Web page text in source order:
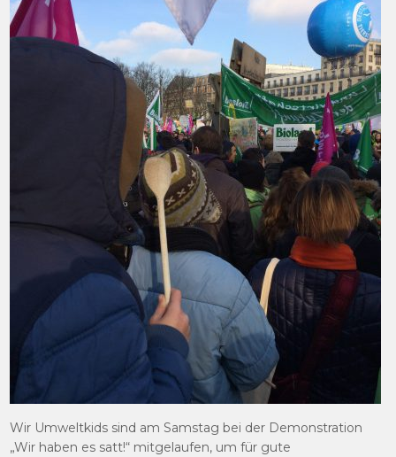
Wir Umweltkids sind am Samstag bei der Demonstration
„Wir haben es satt!“ mitgelaufen, um für gute